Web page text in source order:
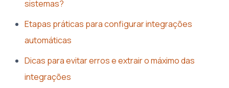
sistemas?
Etapas práticas para configurar integrações
automáticas
Dicas para evitar erros e extrair o máximo das
integrações